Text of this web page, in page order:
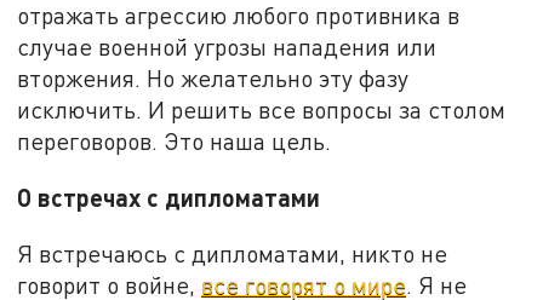
отражать агрессию любого противника в
случае военной угрозы нападения или
вторжения. Но желательно эту фазу
исключить. И решить все вопросы за столом
переговоров. Это наша цель.
О встречах с дипломатами
Я встречаюсь с дипломатами, никто не
говорит о войне, все говорят о мире. Я не